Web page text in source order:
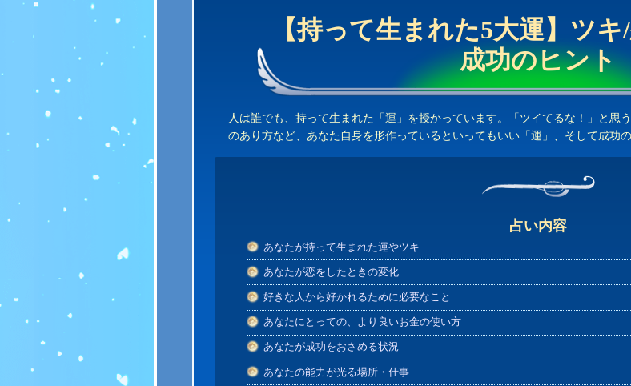
【持って生まれた5大運】ツ
成功のヒント
人は誰でも、持って生まれた「運」を授かっています。「ツイてるな！」と思
のあり方など、あなた自身を形作っているといってもいい「運」、そして成功
占い内容
あなたが持って生まれた運やツキ
あなたが恋をしたときの変化
好きな人から好かれるために必要なこと
あなたにとっての、より良いお金の使い方
あなたが成功をおさめる状況
あなたの能力が光る場所・仕事